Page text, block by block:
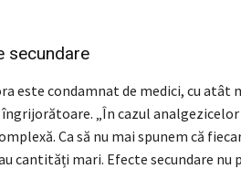
secundare
este condamnat de medici, cu
îngrijorătoare. „În cazul
Ca să nu mai spunem că
cantități mari. Efecte secundare nu